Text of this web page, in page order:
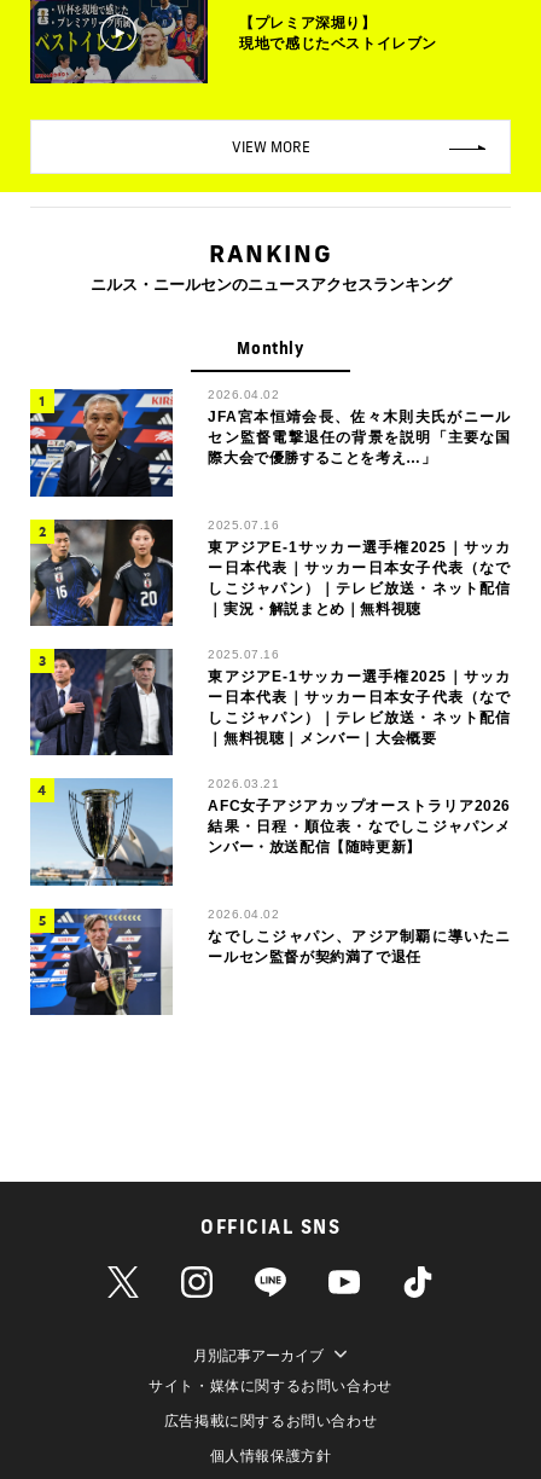
【プレミア深堀り】
現地で感じたベストイレブン
VIEW MORE
RANKING
ニルス・ニールセンのニュースアクセスランキング
Monthly
2026.04.02
JFA宮本恒靖会長、佐々木則夫氏がニール
セン監督電撃退任の背景を説明「主要な国
際大会で優勝することを考え…」
2025.07.16
東アジアE-1サッカー選手権2025｜サッカ
ー日本代表｜サッカー日本女子代表（なで
しこジャパン）｜テレビ放送・ネット配信
｜実況・解説まとめ｜無料視聴
2025.07.16
東アジアE-1サッカー選手権2025｜サッカ
ー日本代表｜サッカー日本女子代表（なで
しこジャパン）｜テレビ放送・ネット配信
｜無料視聴｜メンバー｜大会概要
2026.03.21
AFC女子アジアカップオーストラリア2026
結果・日程・順位表・なでしこジャパンメ
ンバー・放送配信【随時更新】
2026.04.02
なでしこジャパン、アジア制覇に導いたニ
ールセン監督が契約満了で退任
OFFICIAL SNS
月別記事アーカイブ
サイト・媒体に関するお問い合わせ
広告掲載に関するお問い合わせ
個人情報保護方針